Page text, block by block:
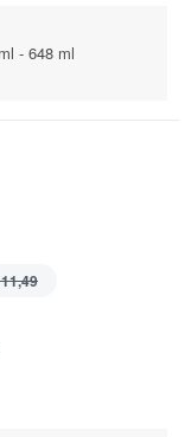
- 648 ml